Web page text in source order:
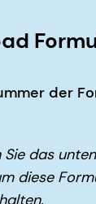
der
Sie das
diese